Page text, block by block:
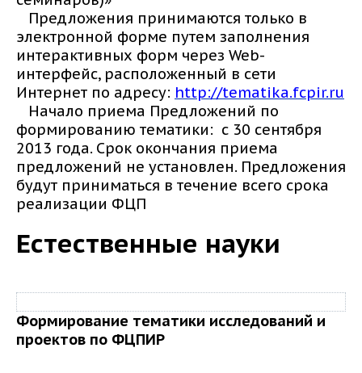
Предложения принимаются только в
электронной форме путем заполнения
интерактивных форм через Web-
интерфейс, расположенный в сети
Интернет по адресу: http://tematika.fcpir.ru
Начало приема Предложений по
формированию тематики: с 30 сентября
2013 года. Срок окончания приема
предложений не установлен. Предложения
будут приниматься в течение всего срока
реализации ФЦП
Естественные науки
Формирование тематики исследований и
проектов по ФЦПИР